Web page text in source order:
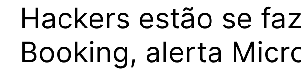
Hackers estão se
Booking, alerta